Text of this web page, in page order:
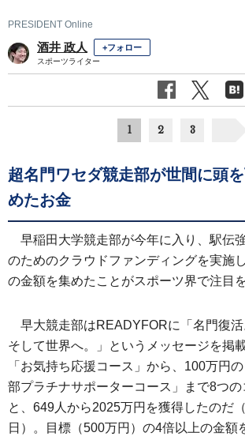
PRESIDENT Online
酒井 政人 +フォロー
スポーツライター
1 2 3
超名門ワセダ競走部が世間に頭
めたお金
早稲田大学競走部が今年に入り、駅伝
のためのクラウドファンディングを実施
の金額を集めたことがスポーツ界で注目
早大競走部はREADYFORに「名門復活
そして世界へ。」というメッセージを掲
「お気持ち応援コース」から、100万円
部プラチナサポーターコース」まで8つ
と、649人から2025万円を獲得したのだ
日）。目標（500万円）の4倍以上の金額